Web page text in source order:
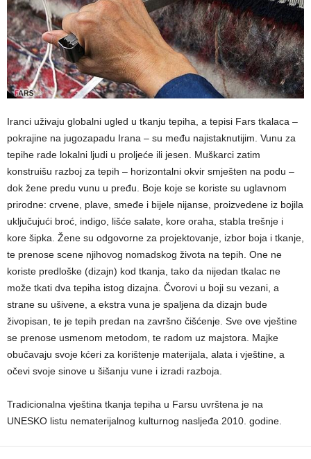
Iranci uživaju globalni ugled u tkanju tepiha, a tepisi Fars tkalaca –
pokrajine na jugozapadu Irana – su među najistaknutijim. Vunu za
tepihe rade lokalni ljudi u proljeće ili jesen. Muškarci zatim
konstruišu razboj za tepih – horizontalni okvir smješten na podu –
dok žene predu vunu u pređu. Boje koje se koriste su uglavnom
prirodne: crvene, plave, smeđe i bijele nijanse, proizvedene iz bojila
uključujući broć, indigo, lišće salate, kore oraha, stabla trešnje i
kore šipka. Žene su odgovorne za projektovanje, izbor boja i tkanje,
te prenose scene njihovog nomadskog života na tepih. One ne
koriste predloške (dizajn) kod tkanja, tako da nijedan tkalac ne
može tkati dva tepiha istog dizajna. Čvorovi u boji su vezani, a
strane su ušivene, a ekstra vuna je spaljena da dizajn bude
živopisan, te je tepih predan na završno čišćenje. Sve ove vještine
se prenose usmenom metodom, te radom uz majstora. Majke
obučavaju svoje kćeri za korištenje materijala, alata i vještine, a
očevi svoje sinove u šišanju vune i izradi razboja.
Tradicionalna vještina tkanja tepiha u Farsu uvrštena je na
UNESKO listu nematerijalnog kulturnog nasljeđa 2010. godine.